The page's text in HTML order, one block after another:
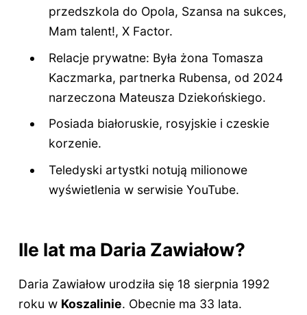
przedszkola do Opola, Szansa na sukces,
Mam talent!, X Factor.
Relacje prywatne: Była żona Tomasza
Kaczmarka, partnerka Rubensa, od 2024
narzeczona Mateusza Dziekońskiego.
Posiada białoruskie, rosyjskie i czeskie
korzenie.
Teledyski artystki notują milionowe
wyświetlenia w serwisie YouTube.
Ile lat ma Daria Zawiałow?
Daria Zawiałow urodziła się 18 sierpnia 1992
roku w Koszalinie. Obecnie ma 33 lata.